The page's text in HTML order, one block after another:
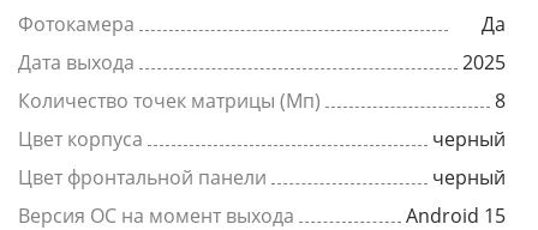
Фотокамера
Да
Дата выхода
2025
Количество точек матрицы (Мп)
8
Цвет корпуса
черный
Цвет фронтальной панели
черный
Версия ОС на момент выхода
Android 15